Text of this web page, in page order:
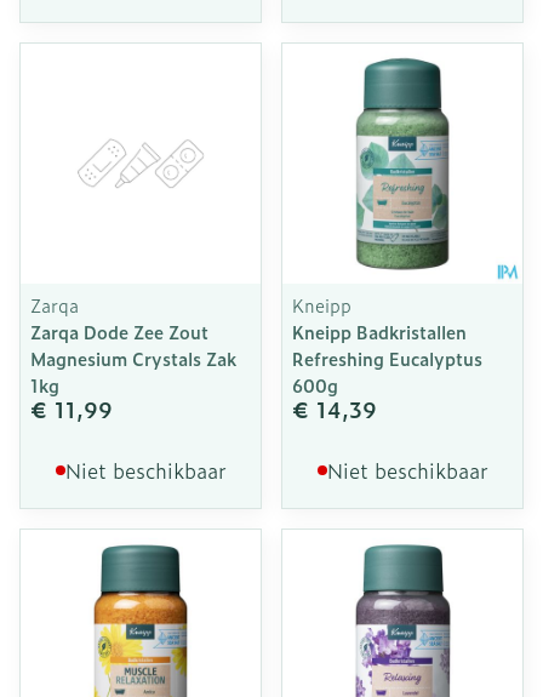
Zarqa
Zarqa Dode Zee Zout
Magnesium Crystals Zak
1kg
€ 11,99
Niet beschikbaar
Kneipp
Kneipp Badkristallen
Refreshing Eucalyptus
600g
€ 14,39
Niet beschikbaar